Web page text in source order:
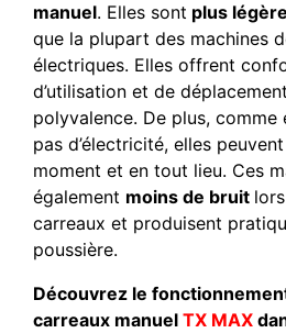
manuel. Elles sont plus
que la plupart des machines
électriques. Elles offrent
d’utilisation et de
polyvalence. De plus, comme
pas d’électricité, elles
moment et en tout lieu. Ces
également moins de bruit
carreaux et produisent
poussière.
Découvrez le
carreaux manuel TX MAX